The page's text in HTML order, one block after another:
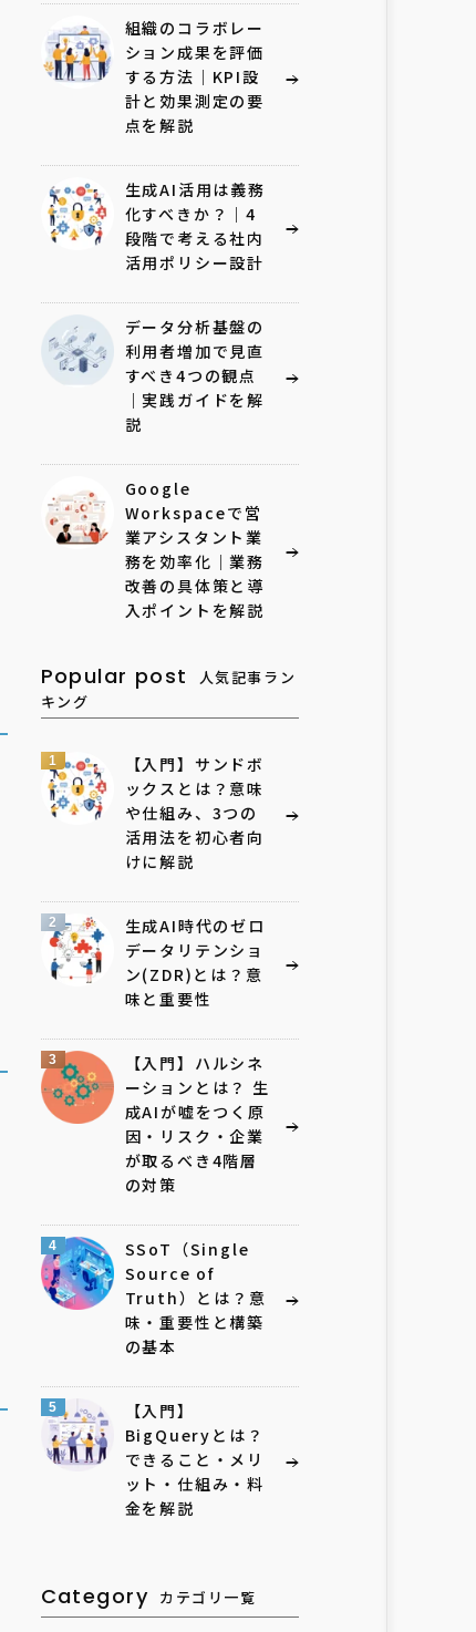
組織のコラボレー
ション成果を評価
する方法｜KPI設
計と効果測定の要
点を解説
生成AI活用は義務
化すべきか？｜4
段階で考える社内
活用ポリシー設計
データ分析基盤の
利用者増加で見直
すべき4つの観点
｜実践ガイドを解
説
Google
Workspaceで営
業アシスタント業
務を効率化｜業務
改善の具体策と導
入ポイントを解説
Popular post
人気記事ラン
キング
1
【入門】サンドボ
ックスとは？意味
や仕組み、3つの
活用法を初心者向
けに解説
2
生成AI時代のゼロ
データリテンショ
ン(ZDR)とは？意
味と重要性
3
【入門】ハルシネ
ーションとは？ 生
成AIが嘘をつく原
因・リスク・企業
が取るべき4階層
の対策
4
SSoT（Single
Source of
Truth）とは？意
味・重要性と構築
の基本
5
【入門】
BigQueryとは？
できること・メリ
ット・仕組み・料
金を解説
Category カテゴリ一覧